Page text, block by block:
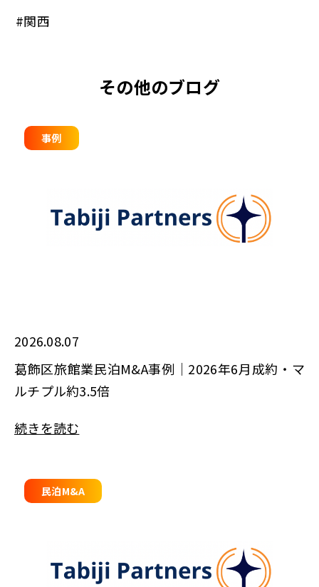
#関西
その他のブログ
事例
2026.08.07
葛飾区旅館業民泊M&A事例｜2026年6月成約・マ
ルチプル約3.5倍
続きを読む
民泊M&A